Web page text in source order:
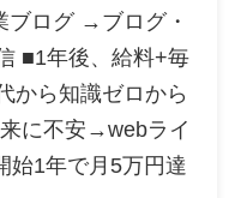
ログ →ブログ・
■1年後、給料+毎
から知識ゼロから
に不安→webライ
1年で月5万円達